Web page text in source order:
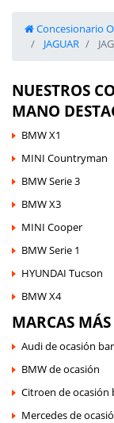
Concesionario
JAGUAR
NUESTROS
MANO
BMW X1
MINI Countryman
BMW Serie 3
BMW X3
MINI Cooper
BMW Serie 1
HYUNDAI Tucson
BMW X4
MARCAS
Audi de ocasión
BMW de ocasión
Citroen de ocasión
Mercedes de